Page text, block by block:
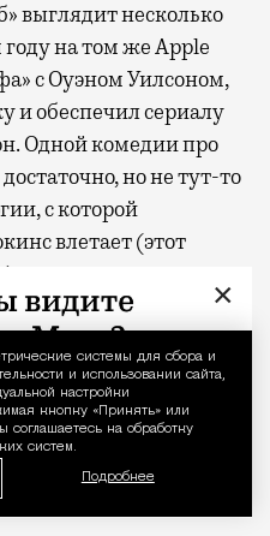
Уведомление
системы для сбора и
и использовании сайта,
настройки
кнопку «Принять» или
соглашаетесь на обработку
систем.
Подробнее
выглядит несколько
на том же Apple
с Оуэном Уилсоном,
и обеспечил сериалу
Одной комедии про
но не тут-то
с которой
влетает (этот
кадр, сопротивляться
сумасшедшей
своему герою, уверен
нужно миру прямо
возвышенных фильмов
лабораторных
подход к юмору
Или, во всяком
×